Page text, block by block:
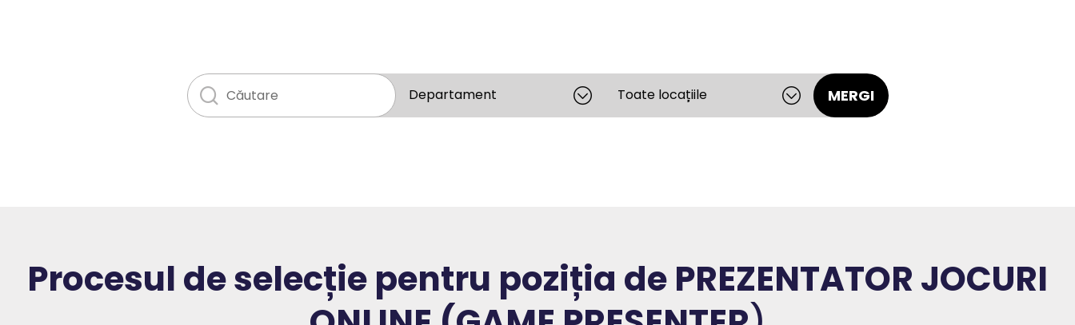
MERGI
Procesul de selecție pentru poziția de PREZENTATOR JOCURI